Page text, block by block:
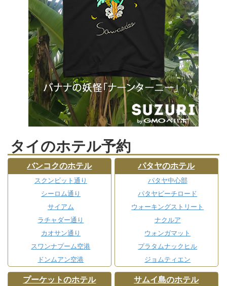
タイのホテル予約
バンコクのホテル
スクンビット通り
シーロム通り
サイアム
ラチャダー通り
カオサン通り
スワンナプーム空港
ドンムアン空港
パタヤのホテル
パタヤ中心部
パタヤビーチロード
ウォーキングストリート
ナクルア
ウォンガマット
プラタムナックヒル
ジョムティエン
プーケットのホテル サムイ島のホテル